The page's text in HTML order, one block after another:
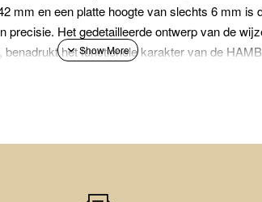
mm en een platte hoogte van slechts 6 mm is
precisie. Het gedetailleerde ontwerp van de
het functionele karakter van de